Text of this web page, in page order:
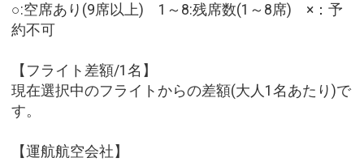
○:空席あり(9席以上) 1～8:残席数(1～8席) ×：予
約不可
【フライト差額/1名】
現在選択中のフライトからの差額(大人1名あたり)で
す。
【運航航空会社】